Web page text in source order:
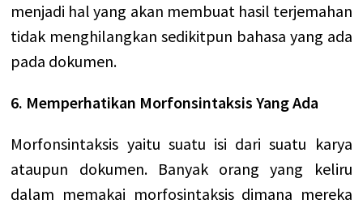
menjadi hal yang akan membuat hasil terjemahan
tidak menghilangkan sedikitpun bahasa yang ada
pada dokumen.
6. Memperhatikan Morfonsintaksis Yang Ada
Morfonsintaksis yaitu suatu isi dari suatu karya
ataupun dokumen. Banyak orang yang keliru
dalam memakai morfosintaksis dimana mereka